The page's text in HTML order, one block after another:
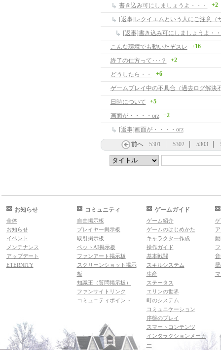
書き込み可にしましょうよ・・・
+2
[返事]レクイエムという人にご注意（
[返事]書き込み可にしましょうよ・
こんな環境でも動いたぞスレ
+16
終了の仕方って･･･？ +2
どうしたら・・ +6
ゲームプレイ中の不具合（過去ログ解決
日時について
+5
画面が・・・・orz +2
[返事]画面が・・・・orz
前へ 5301 5302 5303
お知らせ
全体
お知らせ
イベント
メンテナンス
アップデート
ETERNITY
コミュニティ
自由掲示板
プレイヤー掲示板
取引掲示板
ペットAI掲示板
ファンアート掲示板
スクリーンショット掲示
板
知識王（質問掲示板）
ファンサイトリンク
コミュニティポイント
ゲームガイド
ゲーム紹介
ゲームのはじめかた
キャラクター作成
操作ガイド
基本戦闘
スキルシステム
生産
ステータス
エリンの世界
町のシステム
コミュニケーション
序盤のプレイ
スマートコンテンツ
インタラクションメーカ
ー